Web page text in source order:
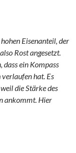
Eisenanteil, der
Rost angesetzt.
ein Kompass
hat. Es
die Stärke des
ankommt. Hier